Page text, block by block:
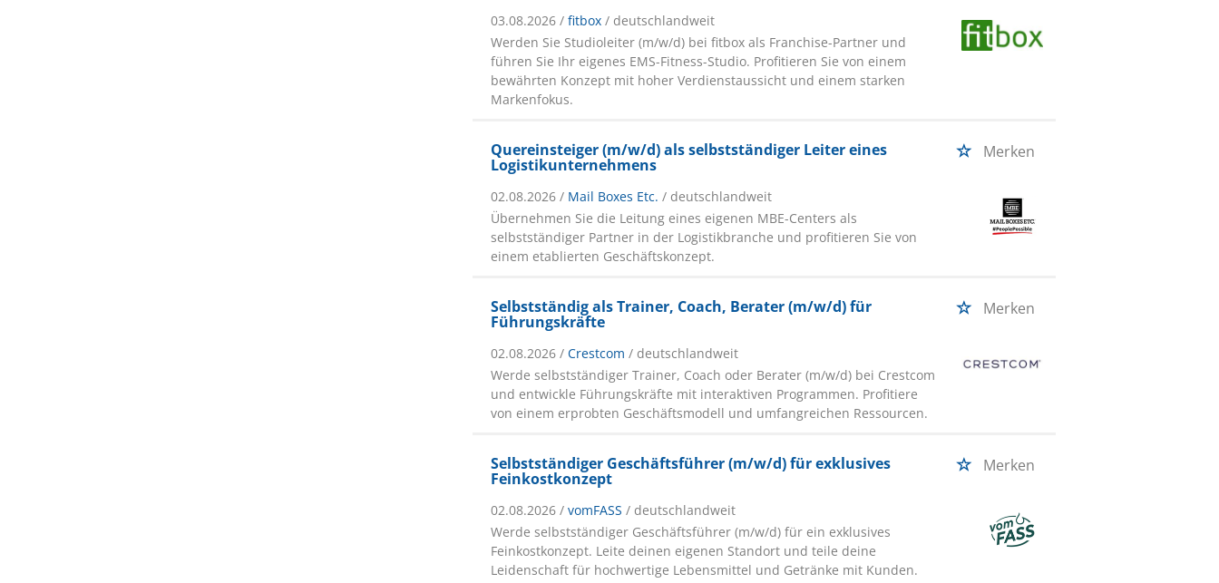
03.08.2026 /fitbox / deutschlandweit
Werden Sie Studioleiter (m/w/d) bei fitbox als Franchise-Partner und
führen Sie Ihr eigenes EMS-Fitness-Studio. Profitieren Sie von einem
bewährten Konzept mit hoher Verdienstaussicht und einem starken
Markenfokus.
Quereinsteiger (m/w/d) als selbstständiger Leiter eines
Logistikunternehmens
Merken
02.08.2026 / Mail Boxes Etc. / deutschlandweit
Übernehmen Sie die Leitung eines eigenen MBE-Centers als
selbstständiger Partner in der Logistikbranche und profitieren Sie von
einem etablierten Geschäftskonzept.
Selbstständig als Trainer, Coach, Berater (m/w/d) für
Führungskräfte
Merken
02.08.2026 /Crestcom / deutschlandweit
Werde selbstständiger Trainer, Coach oder Berater (m/w/d) bei Crestcom
und entwickle Führungskräfte mit interaktiven Programmen. Profitiere
von einem erprobten Geschäftsmodell und umfangreichen Ressourcen.
Selbstständiger Geschäftsführer (m/w/d) für exklusives
Feinkostkonzept
Merken
02.08.2026 /vomFASS / deutschlandweit
Werde selbstständiger Geschäftsführer (m/w/d) für ein exklusives
Feinkostkonzept. Leite deinen eigenen Standort und teile deine
Leidenschaft für hochwertige Lebensmittel und Getränke mit Kunden.